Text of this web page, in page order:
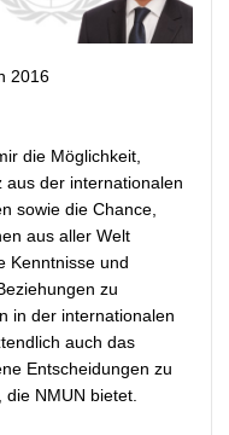
2016
die Möglichkeit,
aus der internationalen
sowie die Chance,
aus aller Welt
Kenntnisse und
zu
in der internationalen
auch das
Entscheidungen zu
NMUN bietet.